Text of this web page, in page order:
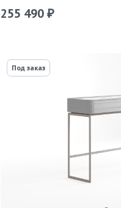
255 490 ₽
Под заказ